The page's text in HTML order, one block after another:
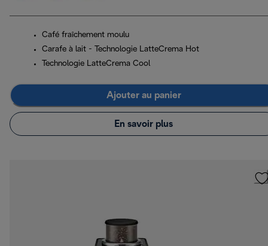
Café fraîchement moulu
Carafe à lait - Technologie LatteCrema Hot
Technologie LatteCrema Cool
Ajouter au panier
En savoir plus